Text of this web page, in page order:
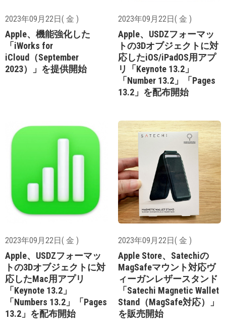
2023年09月22日( 金 )
Apple、機能強化した
「iWorks for
iCloud（September
2023）」を提供開始
2023年09月22日( 金 )
Apple、USDZフォーマッ
トの3Dオブジェクトに対
応したiOS/iPadOS用アプ
リ「Keynote 13.2」
「Number 13.2」「Pages
13.2」を配布開始
2023年09月22日( 金 )
Apple、USDZフォーマッ
トの3Dオブジェクトに対
応したMac用アプリ
「Keynote 13.2」
「Numbers 13.2」「Pages
13.2」を配布開始
2023年09月22日( 金 )
Apple Store、Satechiの
MagSafeマウント対応ヴ
ィーガンレザースタンド
「Satechi Magnetic Wallet
Stand（MagSafe対応）」
を販売開始